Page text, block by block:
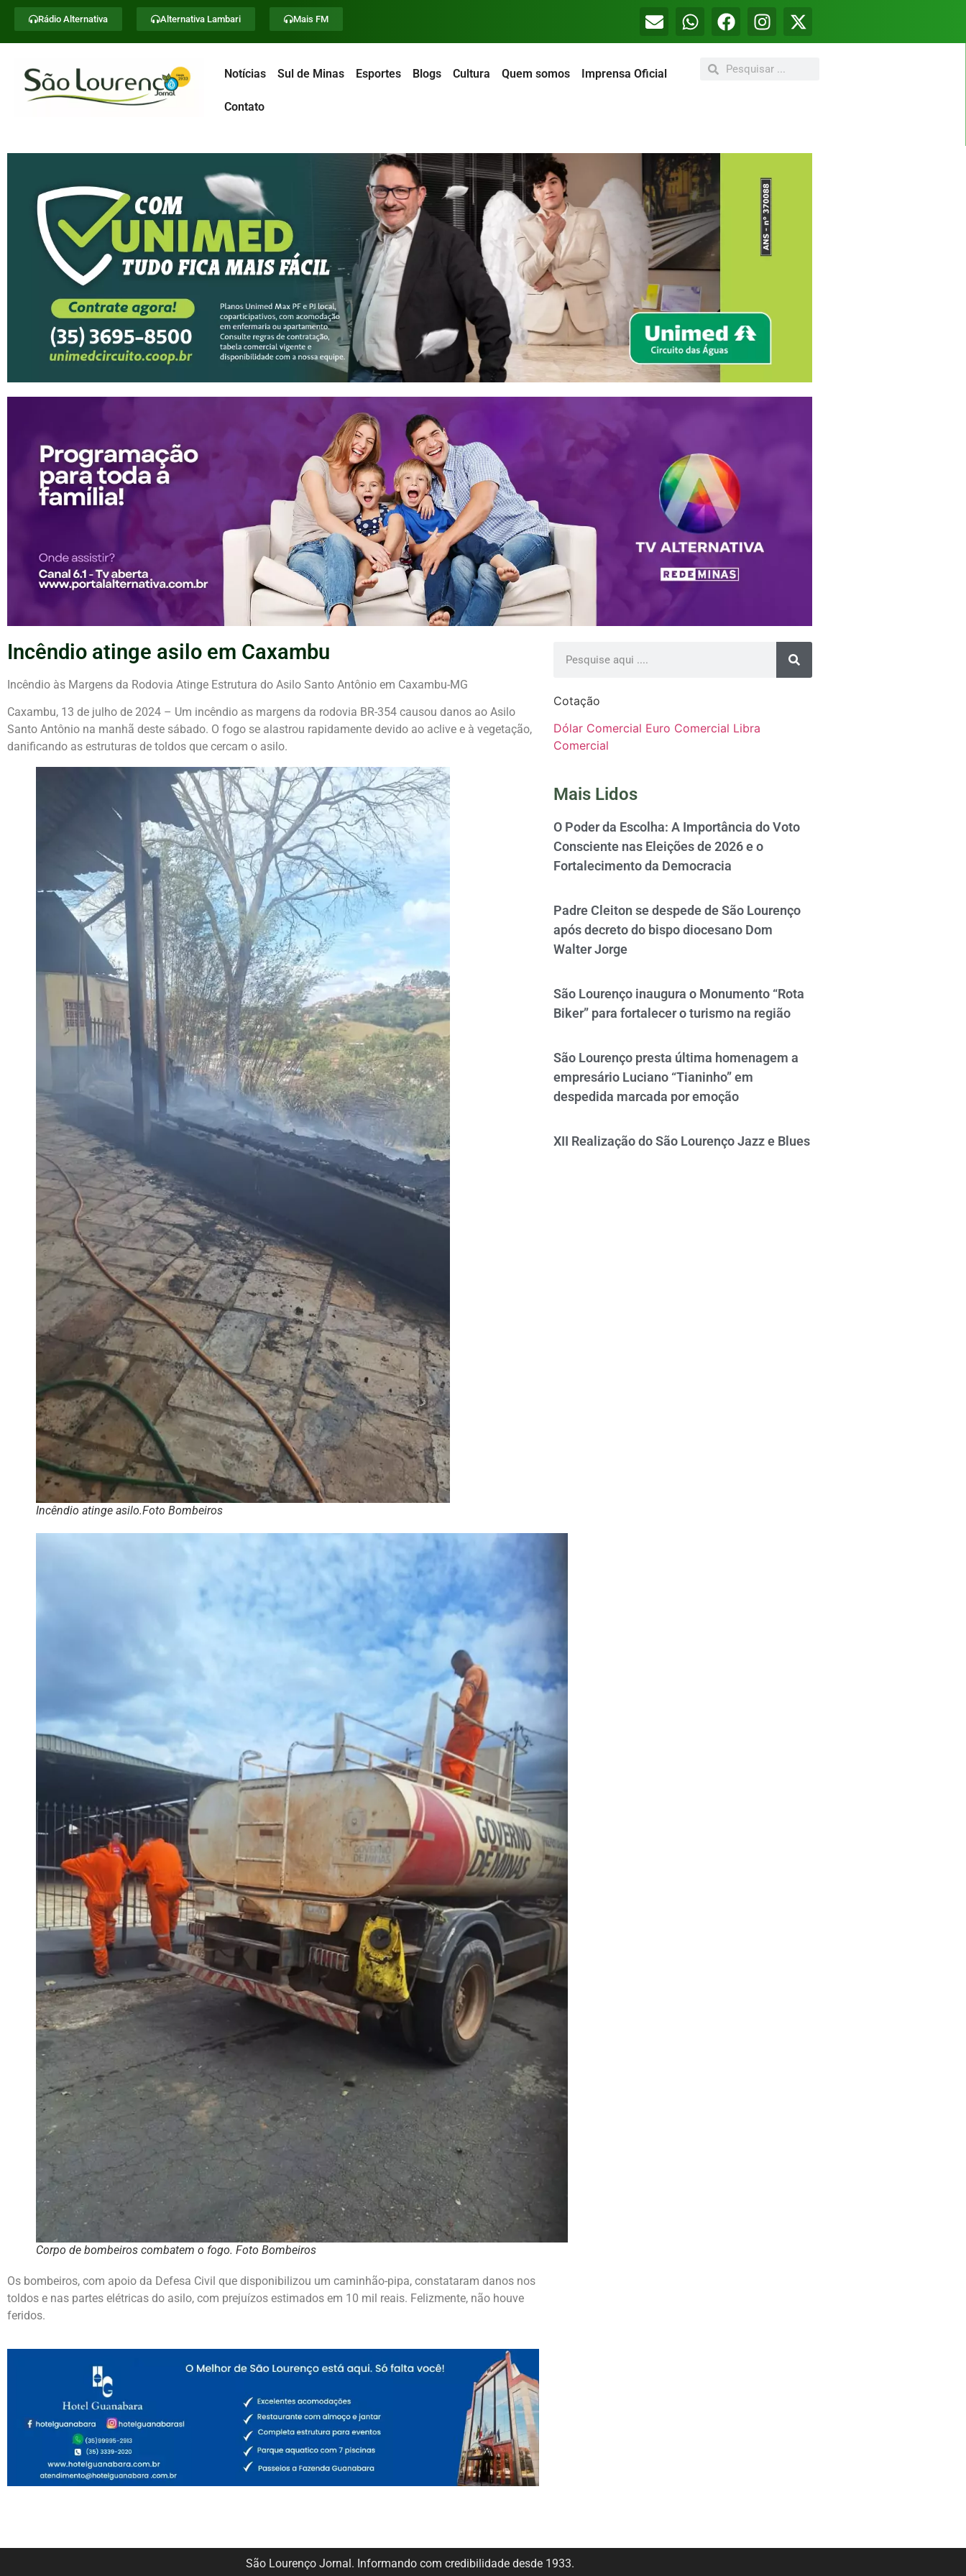
Rádio Alternativa Alternativa Lambari Mais FM
Notícias Sul de Minas Esportes Blogs Cultura Quem somos Imprensa Oficial
Contato
Incêndio atinge asilo em Caxambu
Incêndio às Margens da Rodovia Atinge Estrutura do Asilo Santo Antônio em Caxambu-MG
Caxambu, 13 de julho de 2024 – Um incêndio as margens da rodovia BR-354 causou danos ao Asilo
Santo Antônio na manhã deste sábado. O fogo se alastrou rapidamente devido ao aclive e à vegetação,
danificando as estruturas de toldos que cercam o asilo.
Incêndio atinge asilo.Foto Bombeiros
Corpo de bombeiros combatem o fogo. Foto Bombeiros
Os bombeiros, com apoio da Defesa Civil que disponibilizou um caminhão-pipa, constataram danos nos
toldos e nas partes elétricas do asilo, com prejuízos estimados em 10 mil reais. Felizmente, não houve
feridos.
Cotação
Dólar Comercial Euro Comercial Libra
Comercial
Mais Lidos
O Poder da Escolha: A Importância do Voto
Consciente nas Eleições de 2026 e o
Fortalecimento da Democracia
Padre Cleiton se despede de São Lourenço
após decreto do bispo diocesano Dom
Walter Jorge
São Lourenço inaugura o Monumento “Rota
Biker” para fortalecer o turismo na região
São Lourenço presta última homenagem a
empresário Luciano “Tianinho” em
despedida marcada por emoção
XII Realização do São Lourenço Jazz e Blues
São Lourenço Jornal. Informando com credibilidade desde 1933.